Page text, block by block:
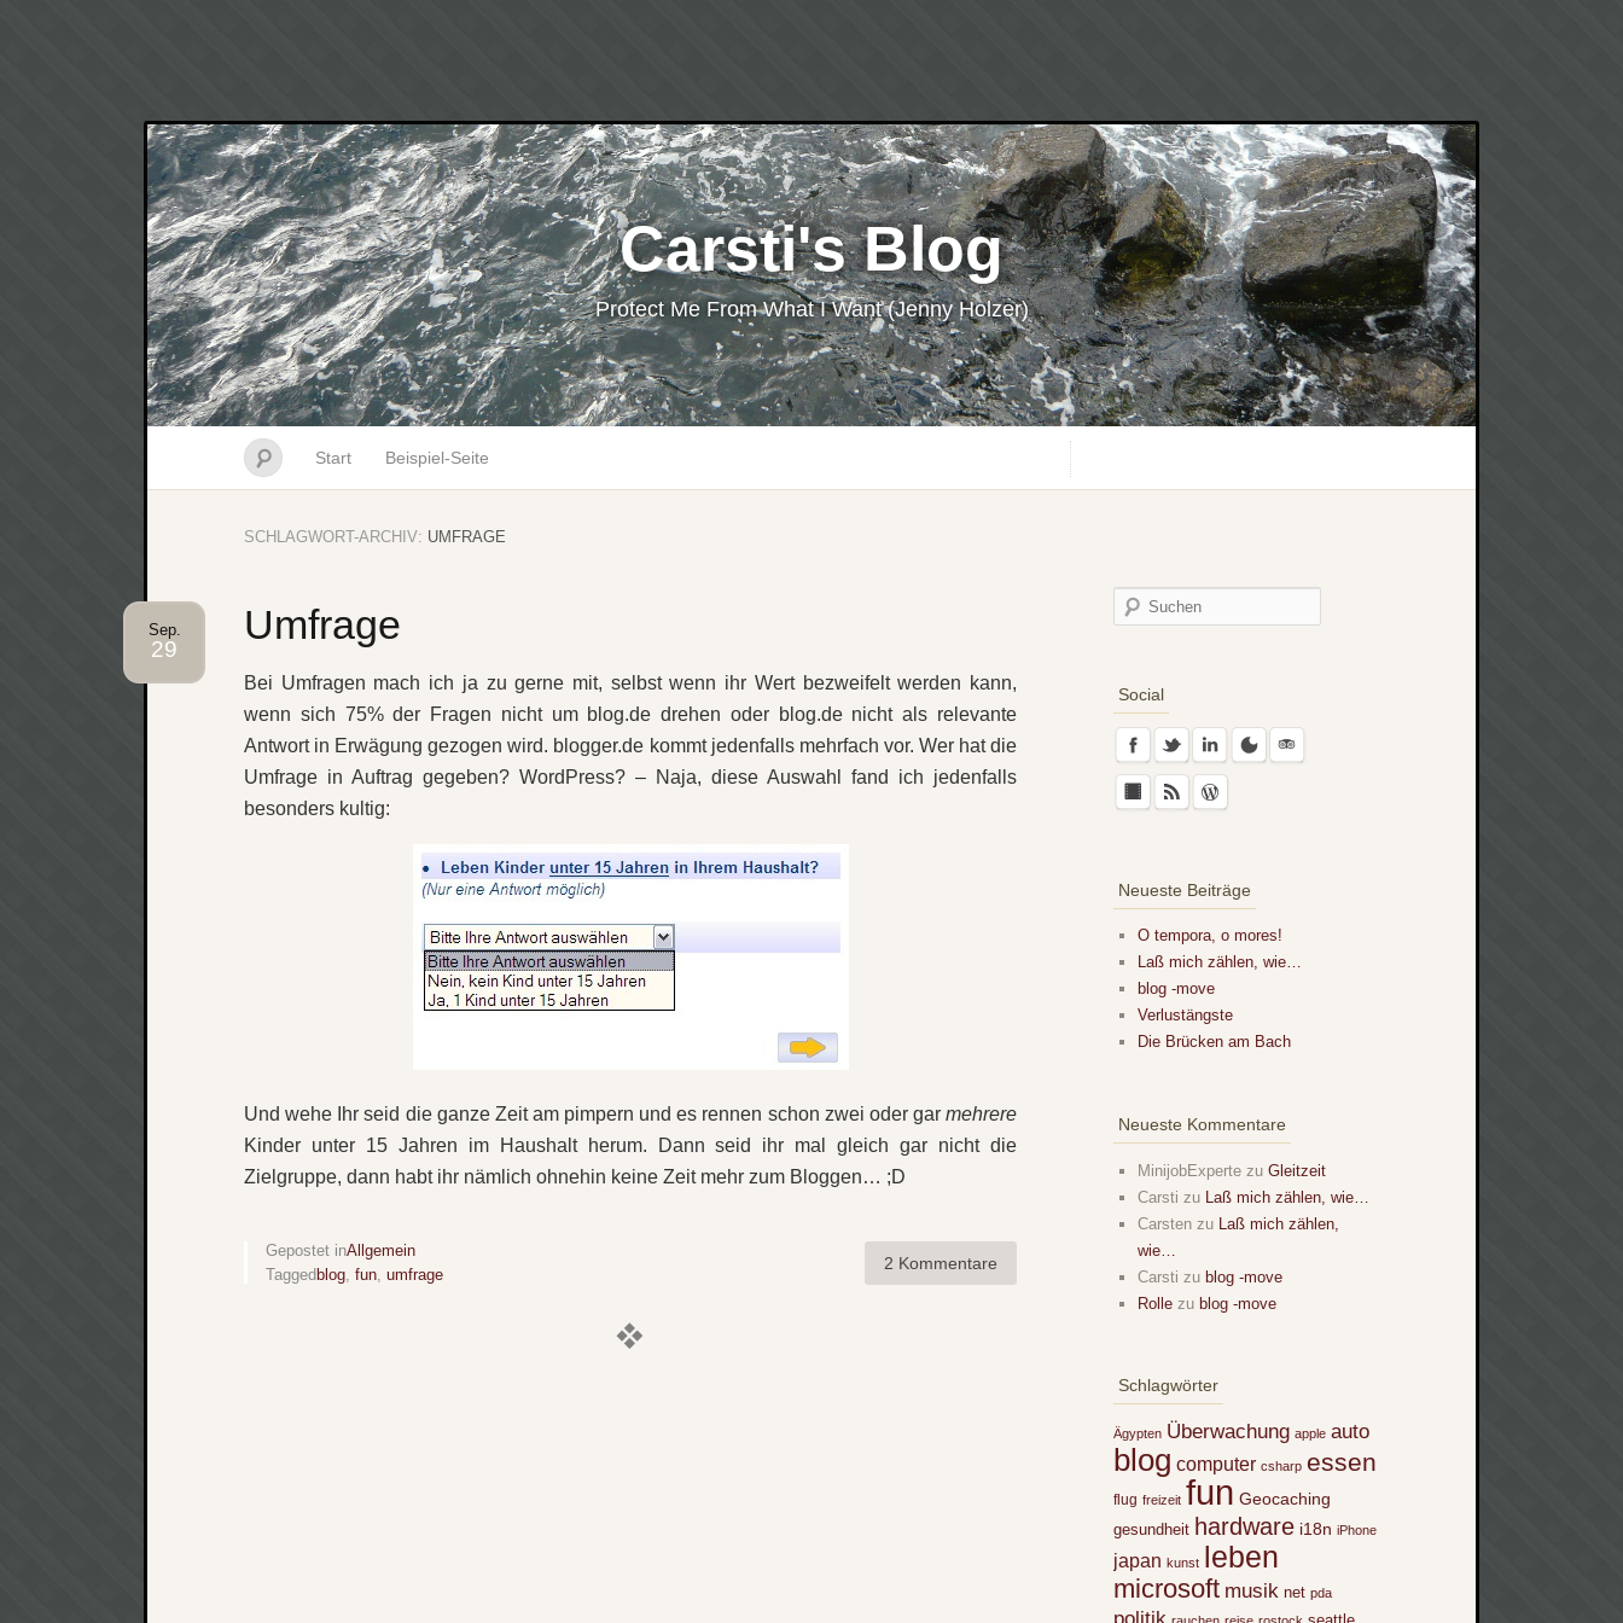
Carsti's Blog
Protect Me From What I Want (Jenny Holzer)
Start Beispiel-Seite
SCHLAGWORT-ARCHIV: UMFRAGE
Umfrage
Sep.
29
Bei Umfragen mach ich ja zu gerne mit, selbst wenn ihr Wert bezweifelt werden kann,
wenn sich 75% der Fragen nicht um blog.de drehen oder blog.de nicht als relevante
Antwort in Erwägung gezogen wird. blogger.de kommt jedenfalls mehrfach vor. Wer hat die
Umfrage in Auftrag gegeben? WordPress? – Naja, diese Auswahl fand ich jedenfalls
besonders kultig:
Und wehe Ihr seid die ganze Zeit am pimpern und es rennen schon zwei oder gar mehrere
Kinder unter 15 Jahren im Haushalt herum. Dann seid ihr mal gleich gar nicht die
Zielgruppe, dann habt ihr nämlich ohnehin keine Zeit mehr zum Bloggen… ;D
2 Kommentare
Gepostet inAllgemein
Tagged blog fun umfrage
Social
Neueste Beiträge
O tempora, o mores!
Laß mich zählen, wie…
blog -move
Verlustängste
Die Brücken am Bach
Neueste Kommentare
MinijobExperte zu Gleitzeit
Carsti zu Laß mich zählen, wie…
Carsten zu Laß mich zählen,
wie…
Carsti zu blog -move
Rolle zu blog -move
Schlagwörter
Ägypten Überwachung apple auto
blog computer csharp essen
flug freizeit fun Geocaching
gesundheit hardware i18n iPhone
japan kunst leben
microsoft musik net pda